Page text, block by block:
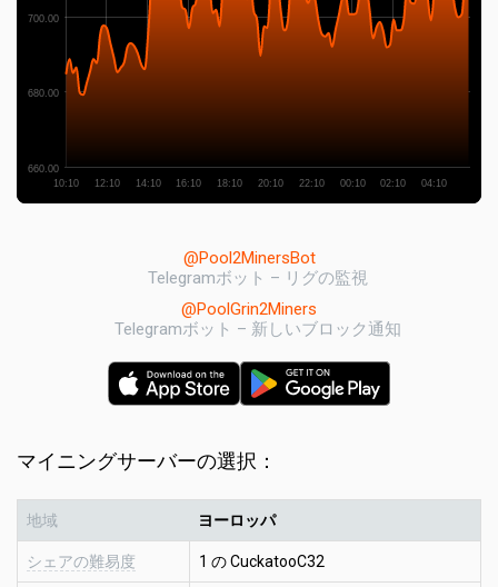
10:10 12:10 14:10 16:10 18:10 20:10 22:10 00:10 02:10 04:10
660.00
680.00
700.00
@Pool2MinersBot
Telegramボット – リグの監視
@PoolGrin2Miners
Telegramボット – 新しいブロック通知
マイニングサーバーの選択：
地域 ヨーロッパ
シェアの難易度 1 の CuckatooC32